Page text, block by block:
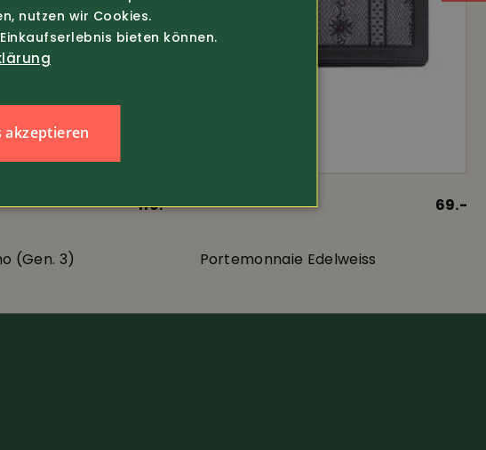
119.-
(Gen. 3)
69.-
Portemonnaie Edelweiss
nutzen wir Cookies.
bieten können.
akzeptieren